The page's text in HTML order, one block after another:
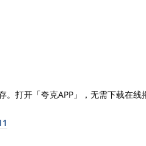
打开「夸克APP」，无需下载在线